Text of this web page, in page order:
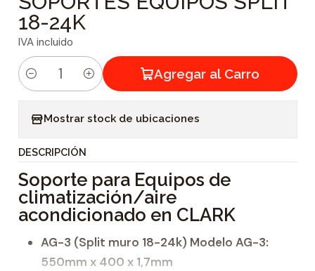
18-24K
IVA incluido
C
i
d
a
d
Agregar al Carro
Mostrar stock de ubicaciones
DESCRIPCIÓN
Soporte para Equipos de
climatización/aire
acondicionado en CLARK
AG-3 (Split muro 18-24k) Modelo AG-3:
550mm x 400 x 1,7mm